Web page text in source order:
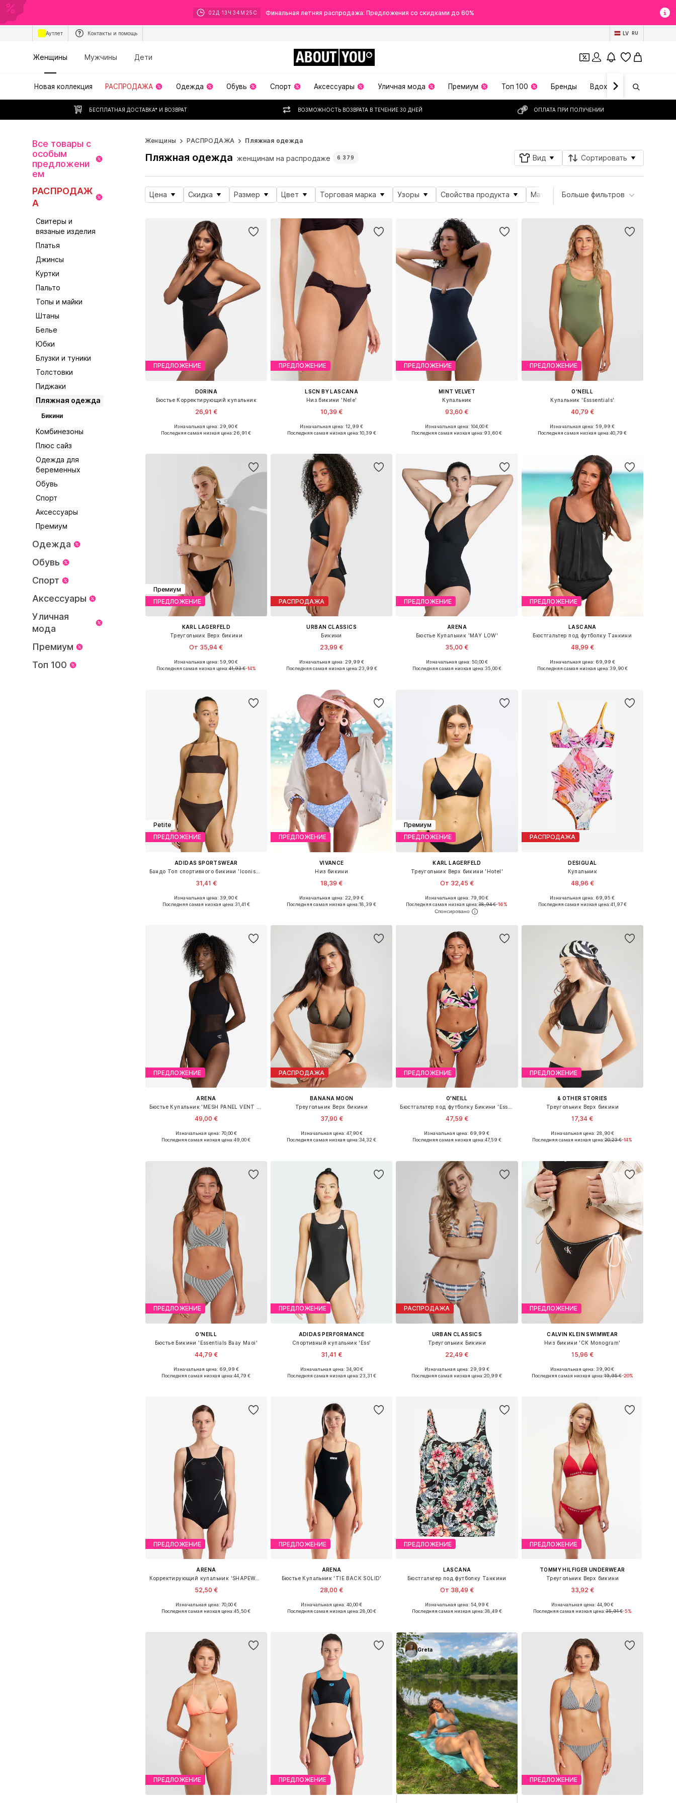
02 Д 13 Ч 34 М 23 С Финальная летняя распродажа: Предложения со скидками до 60%
Аутлет Контакты и помощь LV RU
Женщины Мужчины Дети ABOUT YOU
Новая коллекция РАСПРОДАЖА Одежда Обувь Спорт Аксессуары Уличная мода Премиум Топ 100 Бренды Вдохновение
БЕСПЛАТНАЯ ДОСТАВКА* И ВОЗВРАТ ВОЗМОЖНОСТЬ ВОЗВРАТА В ТЕЧЕНИЕ 30 ДНЕЙ ОПЛАТА ПРИ ПОЛУЧЕНИИ
Все товары с
особым
предложени
ем
РАСПРОДАЖ
А
Свитеры и
вязаные изделия
Платья
Джинсы
Куртки
Пальто
Топы и майки
Штаны
Белье
Юбки
Блузки и туники
Толстовки
Пиджаки
Пляжная одежда
Бикини
Комбинезоны
Плюс сайз
Одежда для
беременных
Обувь
Спорт
Аксессуары
Премиум
Одежда
Обувь
Спорт
Аксессуары
Уличная
мода
Премиум
Топ 100
Женщины РАСПРОДАЖА Пляжная одежда
Пляжная одежда женщинам на распродаже 6 379 Вид Сортировать
Цена Скидка Размер Цвет Торговая марка Узоры Свойства продукта Материал Специальные размеры
Больше фильтров
ПРЕДЛОЖЕНИЕ
DORINA
Бюстье Корректирующий купальник
26,91 €
Доступные размеры: XS, S, M, L, XL
Изначальная цена: 29,90 €
Последняя самая низкая цена:26,91 €
ПРЕДЛОЖЕНИЕ
LSCN BY LASCANA
Низ бикини 'Nele'
10,39 €
Доступные размеры: XXS, M, L, XL, XXL
Изначальная цена: 12,99 €
Последняя самая низкая цена:10,39 €
ПРЕДЛОЖЕНИЕ
MINT VELVET
Купальник
93,60 €
Доступные размеры: M, L, XL, XXXL
Изначальная цена: 104,00 €
Последняя самая низкая цена:93,60 €
ПРЕДЛОЖЕНИЕ
O'NEILL
Купальник 'Esssentials'
40,79 €
Доступные размеры: XS, S, M, L, XL, XXL
Изначальная цена: 59,99 €
Последняя самая низкая цена:40,79 €
Премиум
ПРЕДЛОЖЕНИЕ
KARL LAGERFELD
Треугольник Верх бикини
От 35,94 €
Доступные размеры: 75, 80, 90, 100
Изначальная цена: 59,90 €
Последняя самая низкая цена:41,93 €-14%
РАСПРОДАЖА
URBAN CLASSICS
Бикини
23,99 €
Доступные размеры: XS, S, M, L
Изначальная цена: 29,99 €
Последняя самая низкая цена:23,99 €
ПРЕДЛОЖЕНИЕ
ARENA
Бюстье Купальник 'MAY LOW'
35,00 €
Доступные размеры: S, M, L, XL, XXL
Изначальная цена: 50,00 €
Последняя самая низкая цена:35,00 €
ПРЕДЛОЖЕНИЕ
LASCANA
Бюстгальтер под футболку Танкини
48,99 €
Доступно множество размеров
Изначальная цена: 69,99 €
Последняя самая низкая цена:39,90 €
Petite
ПРЕДЛОЖЕНИЕ
ADIDAS SPORTSWEAR
31,41 €
Доступные размеры: 70, 75, 75, 80
Изначальная цена: 39,90 €
Последняя самая низкая цена:31,41 €
ПРЕДЛОЖЕНИЕ
VIVANCE
Низ бикини
18,39 €
Доступные размеры: XXS, S, M, L
Изначальная цена: 22,99 €
Последняя самая низкая цена:18,39 €
Премиум
ПРЕДЛОЖЕНИЕ
KARL LAGERFELD
Треугольник Верх бикини 'Hotel'
От 32,45 €
Доступные размеры: 70, 75, 80, 90
Добавить в корзину
Изначальная цена: 79,90 €
Последняя самая низкая цена:38,94 €-16%
РАСПРОДАЖА
DESIGUAL
Купальник
48,96 €
Доступные размеры: XS, S, M, L, XL
Изначальная цена: 69,95 €
Последняя самая низкая цена:41,97 €
ПРЕДЛОЖЕНИЕ
ARENA
49,00 €
Доступно множество размеров
Изначальная цена: 70,00 €
Последняя самая низкая цена:49,00 €
РАСПРОДАЖА
BANANA MOON
Треугольник Верх бикини
37,90 €
Доступные размеры: 75, 80, 90
Изначальная цена: 47,90 €
Последняя самая низкая цена:34,32 €
ПРЕДЛОЖЕНИЕ
O'NEILL
47,59 €
Доступные размеры: XS, S, M, L, XL
Изначальная цена: 69,99 €
Последняя самая низкая цена:47,59 €
ПРЕДЛОЖЕНИЕ
& OTHER STORIES
Треугольник Верх бикини
17,34 €
Доступные размеры: 70, 75, 75, 85
Изначальная цена: 28,90 €
Последняя самая низкая цена:20,23 €-14%
ПРЕДЛОЖЕНИЕ
O'NEILL
Бюстье Бикини 'Essentials Baay Maoi'
44,79 €
Доступные размеры: XS, S, M, L, XL, XXL
Изначальная цена: 69,99 €
Последняя самая низкая цена:44,79 €
ПРЕДЛОЖЕНИЕ
ADIDAS PERFORMANCE
Спортивный купальник 'Ess'
31,41 €
Доступные размеры: S, M, M, L, XL
Изначальная цена: 34,90 €
Последняя самая низкая цена:23,31 €
РАСПРОДАЖА
URBAN CLASSICS
Треугольник Бикини
22,49 €
Доступные размеры: M, L, XL, XXL
Изначальная цена: 29,99 €
Последняя самая низкая цена:20,99 €
ПРЕДЛОЖЕНИЕ
CALVIN KLEIN SWIMWEAR
Низ бикини 'CK Monogram'
15,96 €
Доступные размеры: XS, S, M, L, XL
Изначальная цена: 39,90 €
Последняя самая низкая цена:19,95 €-20%
ПРЕДЛОЖЕНИЕ
ARENA
Корректирующий купальник 'SHAPEWAR JEWEL LOW C-CUP'
52,50 €
Доступные размеры: S, M, L, XL, XXL, XXXL
Изначальная цена: 70,00 €
Последняя самая низкая цена:45,50 €
ПРЕДЛОЖЕНИЕ
ARENA
Бюстье Купальник 'TIE BACK SOLID'
28,00 €
Доступные размеры: XS, S, M, L, XL
Изначальная цена: 40,00 €
Последняя самая низкая цена:28,00 €
ПРЕДЛОЖЕНИЕ
LASCANA
Бюстгальтер под футболку Танкини
От 38,49 €
Доступные размеры: S, M, L, XXL, 4XL
Изначальная цена: 54,99 €
Последняя самая низкая цена:38,49 €
ПРЕДЛОЖЕНИЕ
TOMMY HILFIGER UNDERWEAR
Треугольник Верх бикини
33,92 €
Доступные размеры: 70, 75, 80, 90, 100
Изначальная цена: 44,90 €
Последняя самая низкая цена:35,91 €-5%
ПРЕДЛОЖЕНИЕ ПРЕДЛОЖЕНИЕ
Greta
ПРЕДЛОЖЕНИЕ